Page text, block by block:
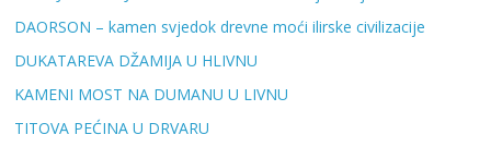
DAORSON – kamen svjedok drevne moći ilirske civilizacije
DUKATAREVA DŽAMIJA U HLIVNU
KAMENI MOST NA DUMANU U LIVNU
TITOVA PEĆINA U DRVARU